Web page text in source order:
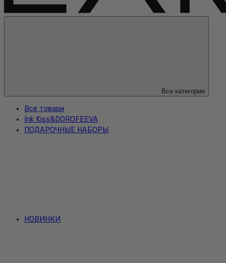
Все категории
Все товари
Ink Kiss&DOROFEEVA
ПОДАРОЧНЫЕ НАБОРЫ
НОВИНКИ